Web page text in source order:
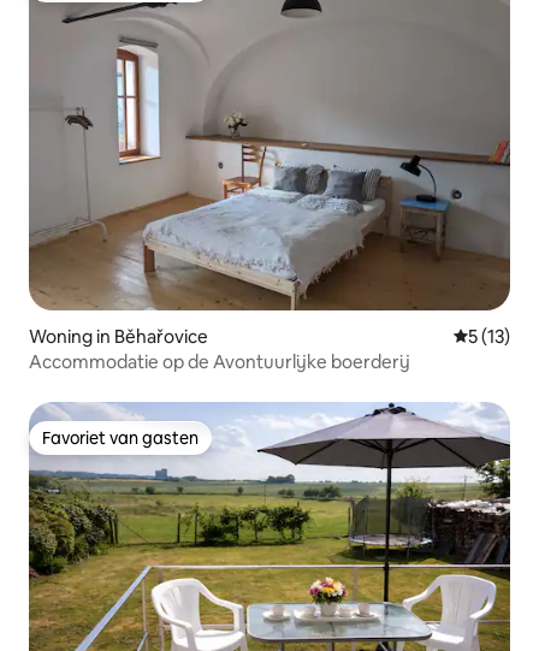
Woning in Běhařovice
5 (13)
Accommodatie op de Avontuurlijke boerderij
Favoriet van gasten
Favoriet van gasten